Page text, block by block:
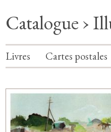
Catalogue ›
Livres Cartes postales